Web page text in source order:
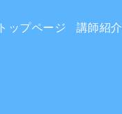
トップページ 講師紹介